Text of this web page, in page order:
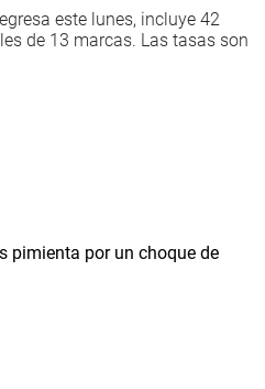
este lunes, incluye 42
de 13 marcas. Las tasas son